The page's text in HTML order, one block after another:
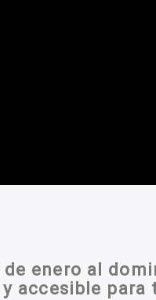
de enero al
accesible para